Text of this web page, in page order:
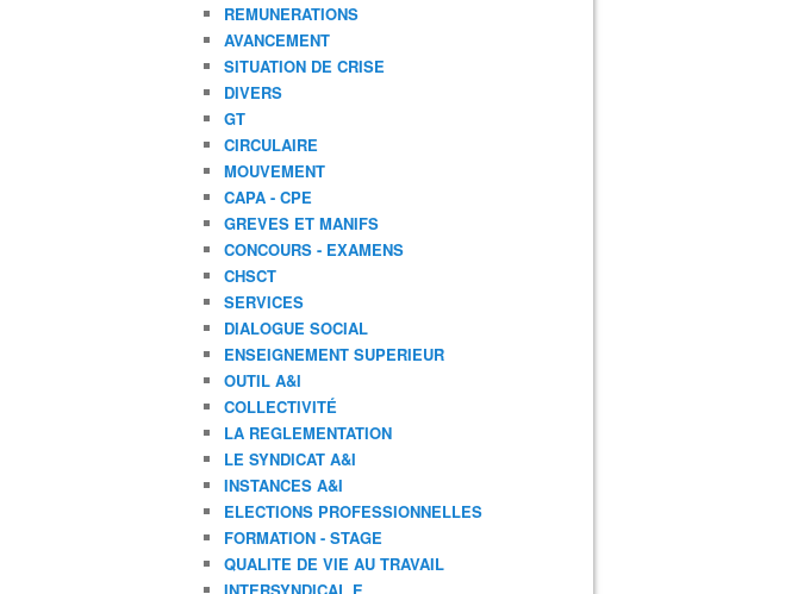
REMUNERATIONS
AVANCEMENT
SITUATION DE CRISE
DIVERS
GT
CIRCULAIRE
MOUVEMENT
CAPA - CPE
GREVES ET MANIFS
CONCOURS - EXAMENS
CHSCT
SERVICES
DIALOGUE SOCIAL
ENSEIGNEMENT SUPERIEUR
OUTIL A&I
COLLECTIVITÉ
LA REGLEMENTATION
LE SYNDICAT A&I
INSTANCES A&I
ELECTIONS PROFESSIONNELLES
FORMATION - STAGE
QUALITE DE VIE AU TRAVAIL